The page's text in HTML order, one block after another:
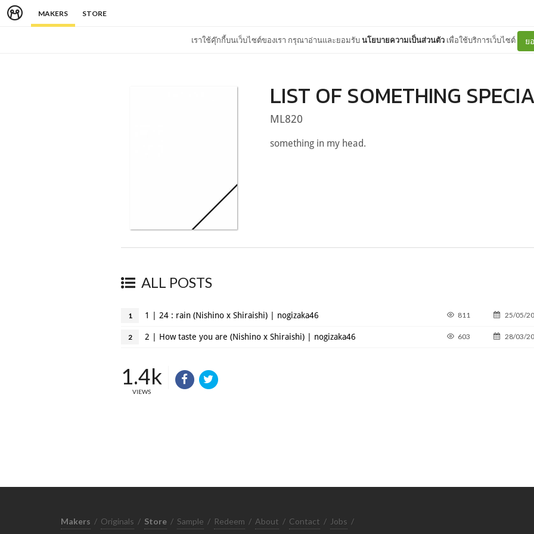
MAKERS STORE
เราใช้คุ๊กกี้บนเว็บไซต์ของเรา กรุณาอ่านและยอมรับนโยบายความเป็นส่วนตัว เพื่อใช้บริการเว็บไซต์ ย
LIST OF SOMETHING
ML820
something in my head.
ALL POSTS
1 1 | 24 : rain (Nishino x Shiraishi) | nogizaka46 811 25/05/
2 2 | How taste you are (Nishino x Shiraishi) | nogizaka46 603 28/03/
1.4k
VIEWS
Makers / Originals / Store / Sample / Redeem / About / Contact / Jobs /